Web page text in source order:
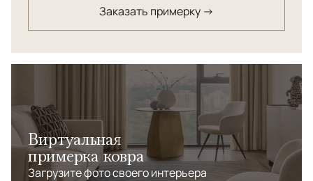
Заказать примерку →
Виртуальная
примерка ковра
Загрузите фото своего интерьера